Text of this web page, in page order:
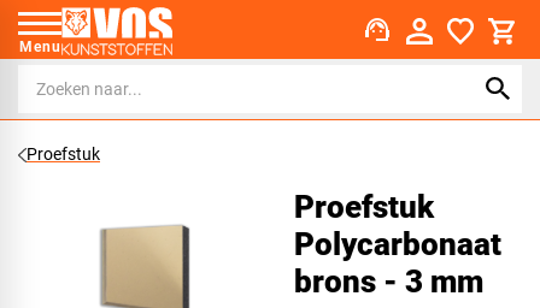
Menu support_agent
Proefstuk
Proefstuk
Polycarbonaat
brons - 3 mm